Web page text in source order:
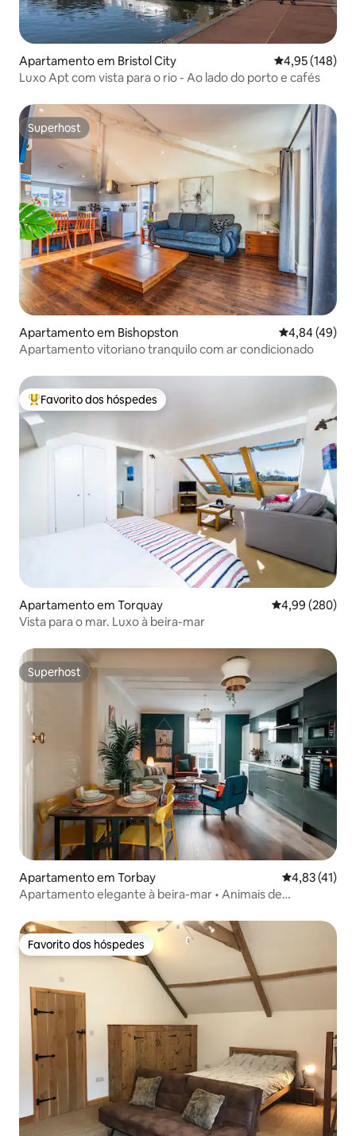
Apartamento em Bristol City Classificação
4,95 (148)
Luxo Apt com vista para o rio - Ao lado do porto e cafés
Superhost
Superhost
Apartamento em Bishopston Classificação
4,84 (49)
Apartamento vitoriano tranquilo com ar condicionado
Favoritos dos hóspedes mais apreciados
Favorito dos hóspedes
Apartamento em Torquay Classificação
4,99 (280)
Vista para o mar. Luxo à beira-mar
Superhost
Superhost
Apartamento em Torbay
4,83 (41)
Apartamento elegante à beira-mar • Animais de
Favorito dos hóspedes
Favorito dos hóspedes